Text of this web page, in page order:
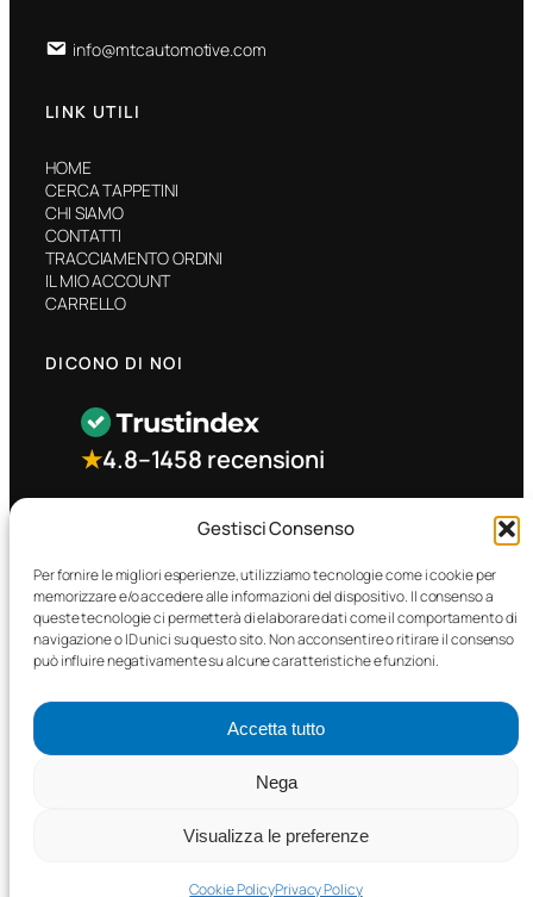
Gestisci Consenso
Per fornire le migliori esperienze, utilizziamo tecnologie come i cookie per
memorizzare e/o accedere alle informazioni del dispositivo. Il consenso a
queste tecnologie ci permetterà di elaborare dati come il comportamento di
navigazione o ID unici su questo sito. Non acconsentire o ritirare il consenso
può influire negativamente su alcune caratteristiche e funzioni.
Accetta tutto
Nega
Visualizza le preferenze
Cookie PolicyPrivacy Policy
info@mtcautomotive.com
LINK UTILI
HOME
CERCA TAPPETINI
CHI SIAMO
CONTATTI
TRACCIAMENTO ORDINI
IL MIO ACCOUNT
CARRELLO
DICONO DI NOI
★4.8–1458 recensioni
CONTATTO RAPIDO
Facebook
©2025 MTC Automotive s.r.l. . Tutti i diritti riservati. – P.I.